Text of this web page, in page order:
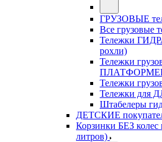
ГРУЗОВЫЕ
Все грузовые
Тележки
рохли)
Тележки
Тележки
Тележки
Штабелеры
ДЕТСКИЕ
Корзинки БЕЗ колес
литров)